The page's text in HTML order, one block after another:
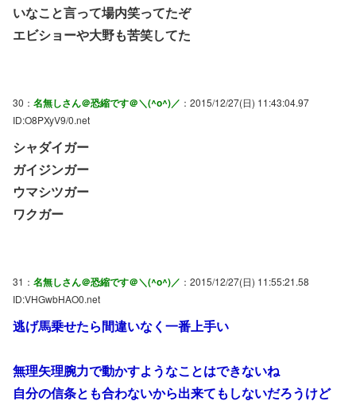
いなこと言って場内笑ってたぞ
エビショーや大野も苦笑してた
30： 名無しさん＠恐縮です＠＼(^o^)／ ：2015/12/27(日) 11:43:04.97
ID:O8PXyV9/0.net
シャダイガー
ガイジンガー
ウマシツガー
ワクガー
31： 名無しさん＠恐縮です＠＼(^o^)／ ：2015/12/27(日) 11:55:21.58
ID:VHGwbHAO0.net
逃げ馬乗せたら間違いなく一番上手い
無理矢理腕力で動かすようなことはできないね
自分の信条とも合わないから出来てもしないだろうけど